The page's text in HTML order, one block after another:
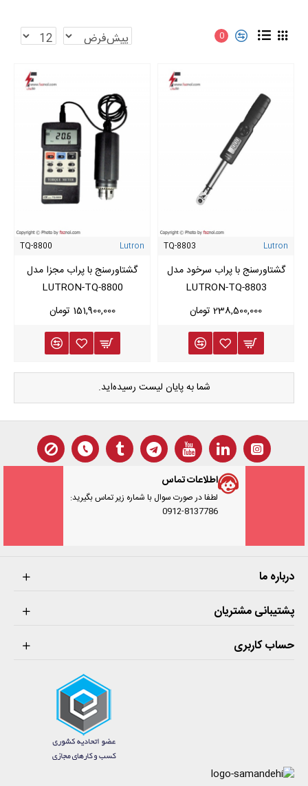
0
Lutron
TQ-8803
گشتاورسنج با پراب سرخود مدل
LUTRON-TQ-8803
238,500,000 تومان
Lutron
TQ-8800
گشتاورسنج با پراب مجزا مدل
LUTRON-TQ-8800
151,900,000 تومان
شما به پایان لیست رسیده‌اید.
اطلاعات تماس
لطفا در صورت سوال با شماره زیر تماس بگیرید:
0912-8137786
درباره ما
پشتیبانی مشتریان
حساب کاربری